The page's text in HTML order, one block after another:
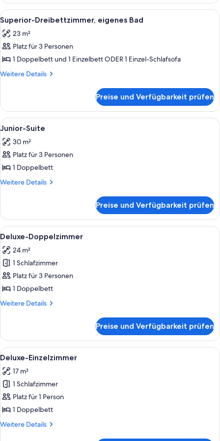
Bad
anzeigen
oder
-
Zweibettzimmer,
eigenes
Bad
Alle
Fotos
für
Superior-
Dreibettzimmer,
eigenes
Ein Hotelzimmer mit zwei Betten,
3
Superior-Dreibettzimmer, eigenes Bad
23 m²
Platz für 3 Personen
1 Doppelbett und 1 Einzelbett ODER 1 Einzel-Schlafsofa
Weitere Details
Weitere
Dreibettzimmer,
eigenes
Bad
Preise und Verfügbarkeit prüfen
Alle
Fotos
für
Junior-
Suite
anzeigen
Ein hölzernes Himmelbett mit
4
Junior-Suite
30 m²
Platz für 3 Personen
1 Doppelbett
Weitere Details
Weitere
Suite
Preise und Verfügbarkeit prüfen
Alle
Fotos
für
Deluxe-
Doppelzimmer
anzeigen
Ein modernes Hotelzimmer mit Bett,
7
Deluxe-Doppelzimmer
24 m²
1 Schlafzimmer
Platz für 3 Personen
1 Doppelbett
Weitere Details
Weitere
Doppelzimmer
Preise und Verfügbarkeit prüfen
Alle
Fotos
für
Deluxe-
Einzelzimmer
anzeigen
Ein Hotelzimmer mit einem Bett,
5
Deluxe-Einzelzimmer
17 m²
1 Schlafzimmer
Platz für 1 Person
1 Doppelbett
Weitere Details
Weitere